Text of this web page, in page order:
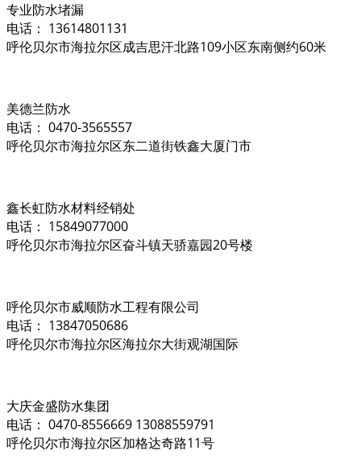
专业防水堵漏
电话： 13614801131
呼伦贝尔市海拉尔区成吉思汗北路109小区东南侧约60米
美德兰防水
电话： 0470-3565557
呼伦贝尔市海拉尔区东二道街铁鑫大厦门市
鑫长虹防水材料经销处
电话： 15849077000
呼伦贝尔市海拉尔区奋斗镇天骄嘉园20号楼
呼伦贝尔市威顺防水工程有限公司
电话： 13847050686
呼伦贝尔市海拉尔区海拉尔大街观湖国际
大庆金盛防水集团
电话： 0470-8556669 13088559791
呼伦贝尔市海拉尔区加格达奇路11号